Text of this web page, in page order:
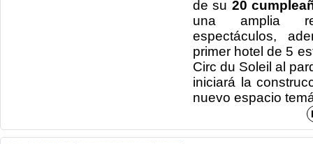
de su 20
una amplia
espectáculos,
primer hotel de 5
Circ du Soleil al
iniciará la
nuevo espacio